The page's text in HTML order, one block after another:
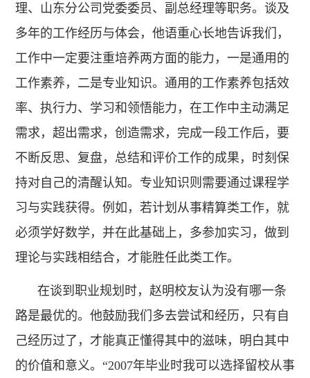
理、山东分公司党委委员、副总经理等职务。谈及
多年的工作经历与体会，他语重心长地告诉我们，
工作中一定要注重培养两方面的能力，一是通用的
工作素养，二是专业知识。通用的工作素养包括效
率、执行力、学习和领悟能力，在工作中主动满足
需求，超出需求，创造需求，完成一段工作后，要
不断反思、复盘，总结和评价工作的成果，时刻保
持对自己的清醒认知。专业知识则需要通过课程学
习与实践获得。例如，若计划从事精算类工作，就
必须学好数学，并在此基础上，多参加实习，做到
理论与实践相结合，才能胜任此类工作。
在谈到职业规划时，赵明校友认为没有哪一条
路是最优的。他鼓励我们多去尝试和经历，只有自
己经历过了，才能真正懂得其中的滋味，明白其中
的价值和意义。“2007年毕业时我可以选择留校从事